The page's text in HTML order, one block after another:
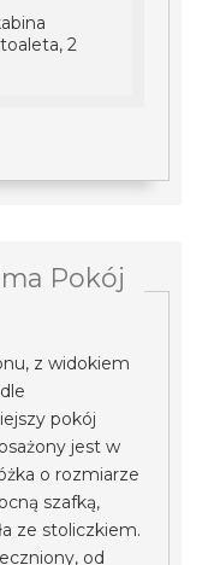
2
Pokój
z widokiem
pokój
jest w
o rozmiarze
szafką,
ze stoliczkiem.
od